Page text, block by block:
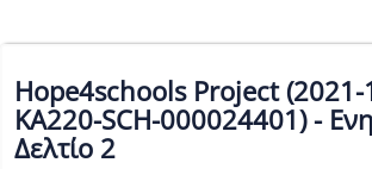
Hope4schools Project (2021-
KA220-SCH-000024401) -
Δελτίο 2